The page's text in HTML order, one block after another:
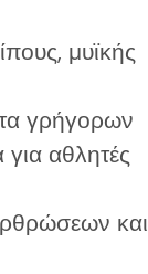
μυϊκής
γρήγορων
για αθλητές
και